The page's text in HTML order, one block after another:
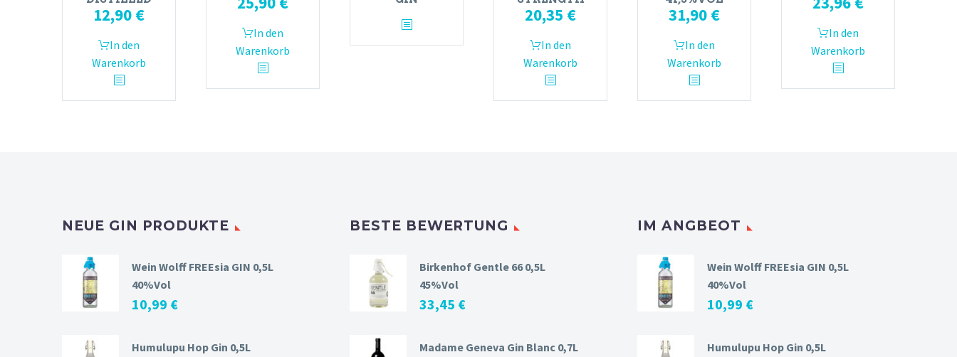
12,90 €
In den
Warenkorb
In den
Warenkorb
20,35 €
In den
Warenkorb
31,90 €
In den
Warenkorb
In den
Warenkorb
NEUE GIN PRODUKTE
Wein Wolff FREEsia GIN 0,5L
40%Vol
10,99 €
Humulupu Hop Gin 0,5L
BESTE BEWERTUNG
Birkenhof Gentle 66 0,5L
45%Vol
33,45 €
Madame Geneva Gin Blanc 0,7L
IM ANGBEOT
Wein Wolff FREEsia GIN 0,5L
40%Vol
10,99 €
Humulupu Hop Gin 0,5L